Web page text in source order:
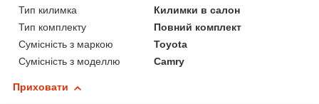
Тип килимка
Килимки в салон
Тип комплекту
Повний комплект
Сумісність з маркою
Toyota
Сумісність з моделлю
Camry
Приховати